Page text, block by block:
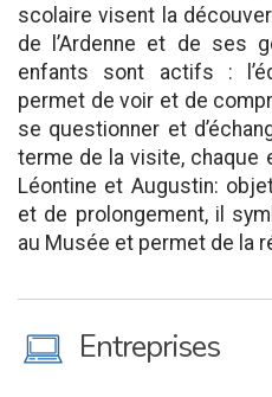
scolaire visent la
de l’Ardenne et de ses
enfants sont actifs :
permet de voir et de
se questionner et
terme de la visite, chaque
Léontine et Augustin:
et de prolongement, il
au Musée et permet de la
M Entreprises